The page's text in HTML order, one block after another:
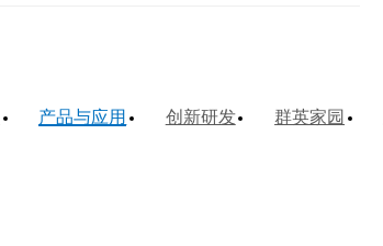
产品与应用 创新研发 群英家园